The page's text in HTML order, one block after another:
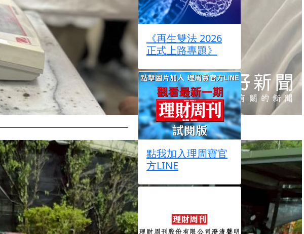
《再生雙法 2026
正式上路專題》
點我加入理周寶官
方LINE